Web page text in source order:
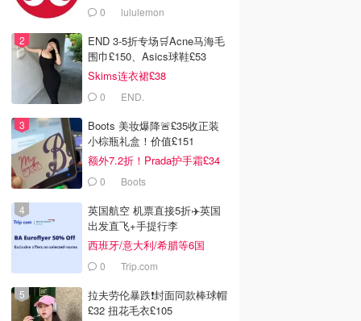
0 lululemon
END 3-5折专场🛒Acne马海毛
围巾£150、Asics球鞋£53
Skims连衣裙£38
0 END.
Boots 美妆爆降🚨£35收正装
小棕瓶礼盒！价值£151
额外7.2折！Prada护手霜£34
0 Boots
英国航空 机票直接5折✈️英国
出发直飞+手提行李
西班牙/意大利/希腊等6国
0 Trip.com
拉夫劳伦暴跌❗️封面同款棒球帽
£32 扭花毛衣£105